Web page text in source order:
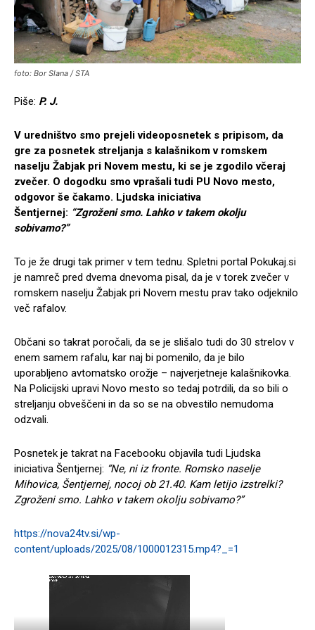
foto: Bor Slana / STA
Piše: P. J.
V uredništvo smo prejeli videoposnetek s pripisom, da
gre za posnetek streljanja s kalašnikom v romskem
naselju Žabjak pri Novem mestu, ki se je zgodilo včeraj
zvečer. O dogodku smo vprašali tudi PU Novo mesto,
odgovor še čakamo. Ljudska iniciativa
Šentjernej: “Zgroženi smo. Lahko v takem okolju
sobivamo?”
To je že drugi tak primer v tem tednu. Spletni portal Pokukaj.si
je namreč pred dvema dnevoma pisal, da je v torek zvečer v
romskem naselju Žabjak pri Novem mestu prav tako odjeknilo
več rafalov.
Občani so takrat poročali, da se je slišalo tudi do 30 strelov v
enem samem rafalu, kar naj bi pomenilo, da je bilo
uporabljeno avtomatsko orožje – najverjetneje kalašnikovka.
Na Policijski upravi Novo mesto so tedaj potrdili, da so bili o
streljanju obveščeni in da so se na obvestilo nemudoma
odzvali.
Posnetek je takrat na Facebooku objavila tudi Ljudska
iniciativa Šentjernej: “Ne, ni iz fronte. Romsko naselje
Mihovica, Šentjernej, nocoj ob 21.40. Kam letijo izstrelki?
Zgroženi smo. Lahko v takem okolju sobivamo?”
https://nova24tv.si/wp-
content/uploads/2025/08/1000012315.mp4?_=1